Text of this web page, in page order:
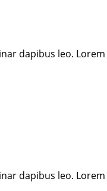
dapibus leo.
dapibus leo.